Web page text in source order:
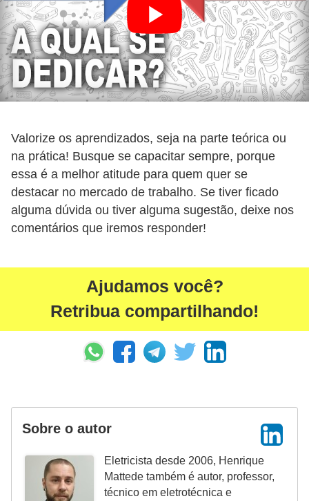
Valorize os aprendizados, seja na parte teórica ou
na prática! Busque se capacitar sempre, porque
essa é a melhor atitude para quem quer se
destacar no mercado de trabalho. Se tiver ficado
alguma dúvida ou tiver alguma sugestão, deixe nos
comentários que iremos responder!
Ajudamos você?
Retribua compartilhando!
Sobre o autor
Eletricista desde 2006, Henrique
Mattede também é autor, professor,
técnico em eletrotécnica e
t
a
H
i
s
ó
r
i
s
a
c
i